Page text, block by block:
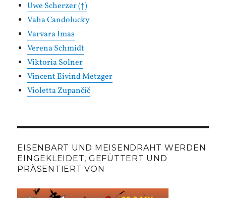
Uwe Scherzer (†)
Vaha Candolucky
Varvara Imas
Verena Schmidt
Viktoria Solner
Vincent Eivind Metzger
Violetta Zupančič
EISENBART UND MEISENDRAHT WERDEN
EINGEKLEIDET, GEFÜTTERT UND
PRÄSENTIERT VON